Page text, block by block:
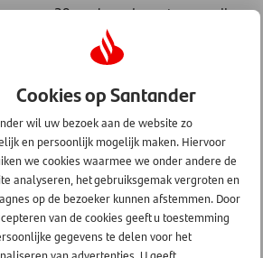
van 39 medewerkers streven wij
met persoonlijke aandacht,
gastvrije Brabantse aanpak. Wij
zowel met onze klanten als met
Leasing
voor onze klanten en zoeken continu
Cookies op Santander
wil uw bezoek aan de website zo
en persoonlijk mogelijk maken. Hiervoor
we cookies waarmee we onder andere de
analyseren, het gebruiksgemak vergroten en
op de bezoeker kunnen afstemmen. Door
van de cookies geeft u toestemming
gegevens te delen voor het